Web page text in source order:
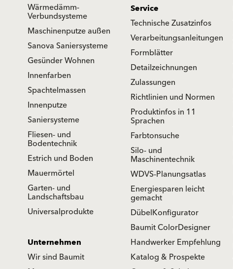
Wärmedämm-
Verbundsysteme
Maschinenputze außen
Sanova Saniersysteme
Gesünder Wohnen
Innenfarben
Spachtelmassen
Innenputze
Saniersysteme
Fliesen- und
Bodentechnik
Estrich und Boden
Mauermörtel
Garten- und
Landschaftsbau
Universalprodukte
Service
Technische Zusatzinfos
Verarbeitungsanleitungen
Formblätter
Detailzeichnungen
Zulassungen
Richtlinien und Normen
Produktinfos in 11
Sprachen
Farbtonsuche
Silo- und
Maschinentechnik
WDVS-Planungsatlas
Energiesparen leicht
gemacht
DübelKonfigurator
Baumit ColorDesigner
Handwerker Empfehlung
Katalog & Prospekte
Unternehmen
Wir sind Baumit